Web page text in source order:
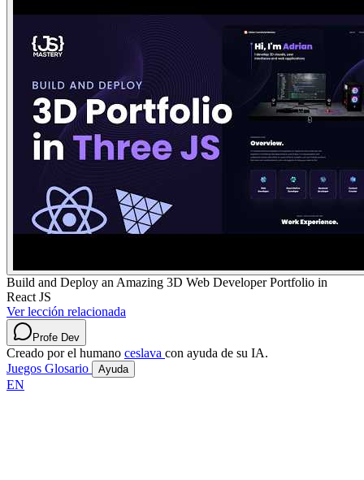
Build and Deploy an Amazing 3D Web Developer Portfolio in
React JS
Ver lección relacionada
Profe Dev
Creado por el humano ceslava con ayuda de su IA.
Juegos Glosario Ayuda
EN